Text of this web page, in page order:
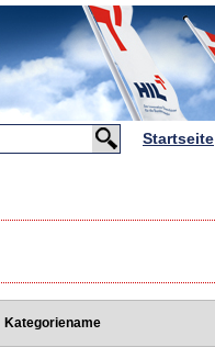
Startseite
Kategoriename